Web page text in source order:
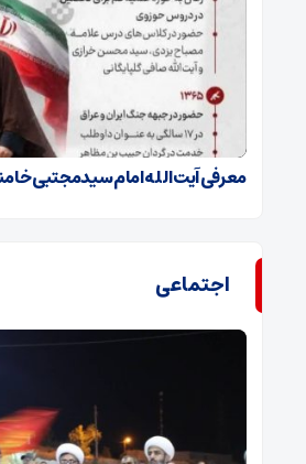
معرفی آیت الله امام سیدمجتبی
اجتماعی